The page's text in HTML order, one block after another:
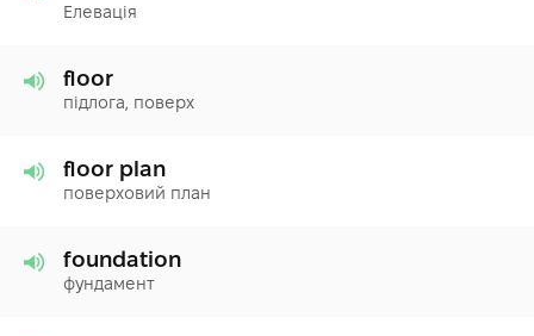
Елевація
floor
підлога, поверх
floor plan
поверховий план
foundation
фундамент